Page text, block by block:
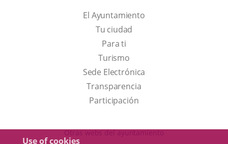
Use of cookies
El Ayuntamiento
Tu ciudad
Para ti
TurismoThis
link
will
open
a
Sede Electrónica
Transparencia
Participación
Otras webs del ayuntamiento